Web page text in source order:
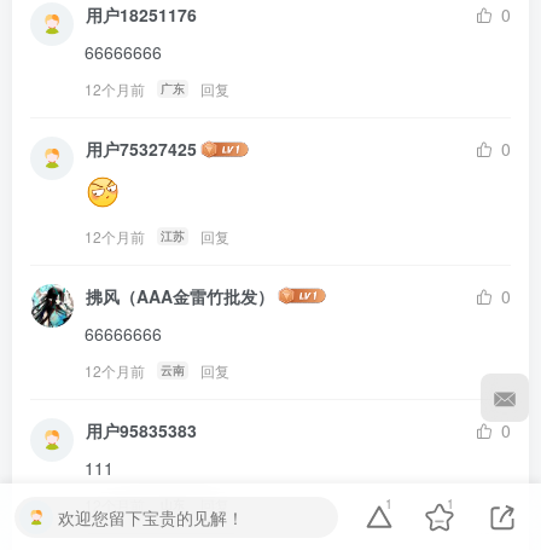
用户18251176
0
66666666
12个月前 广东 回复
用户75327425 0
12个月前 江苏 回复
拂风（AAA金雷竹批发）
0
66666666
12个月前 云南 回复
用户95835383
0
111
欢迎您留下宝贵的见解！
1 1